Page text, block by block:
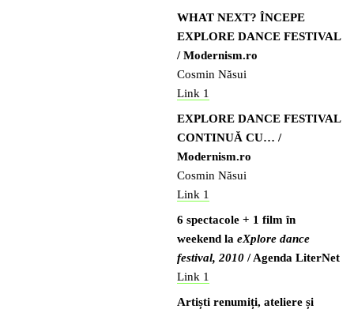
WHAT NEXT? ÎNCEPE
EXPLORE DANCE FESTIVAL
/ Modernism.ro
Cosmin Năsui
Link 1
EXPLORE DANCE FESTIVAL
CONTINUĂ CU… /
Modernism.ro
Cosmin Năsui
Link 1
6 spectacole + 1 film în
weekend la eXplore dance
festival, 2010 /Agenda LiterNet
Link 1
Artiști renumiți, ateliere și